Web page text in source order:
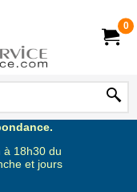
0
à 18h30 du
et jours